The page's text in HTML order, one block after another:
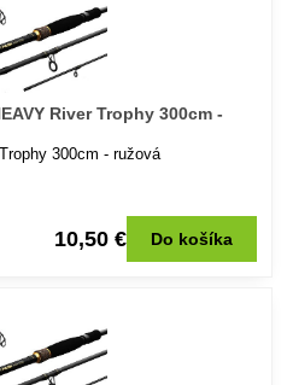
River Trophy 300cm -
300cm - ružová
10,50 € Do košíka